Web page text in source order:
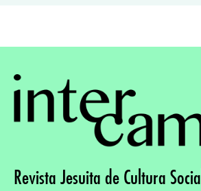
Revista Jesuita de Cultura Social